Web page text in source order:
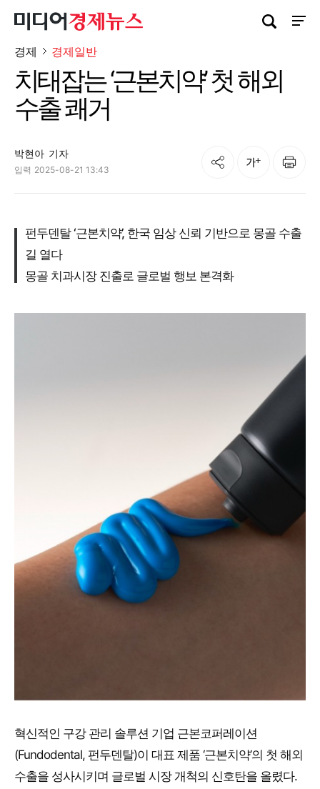
사이
검색창 열기
경제 경제일반
치태잡는 ‘근본치약’ 첫 해외
수출 쾌거
박현아 기자
입력 2025-08-21 13:43
공유 글자크기 인쇄
펀두덴탈 ‘근본치약’, 한국 임상 신뢰 기반으로 몽골 수출
길 열다
몽골 치과시장 진출로 글로벌 행보 본격화
혁신적인 구강 관리 솔루션 기업 근본코퍼레이션
(Fundodental, 펀두덴탈)이 대표 제품 ‘근본치약’의 첫 해외
수출을 성사시키며 글로벌 시장 개척의 신호탄을 올렸다.